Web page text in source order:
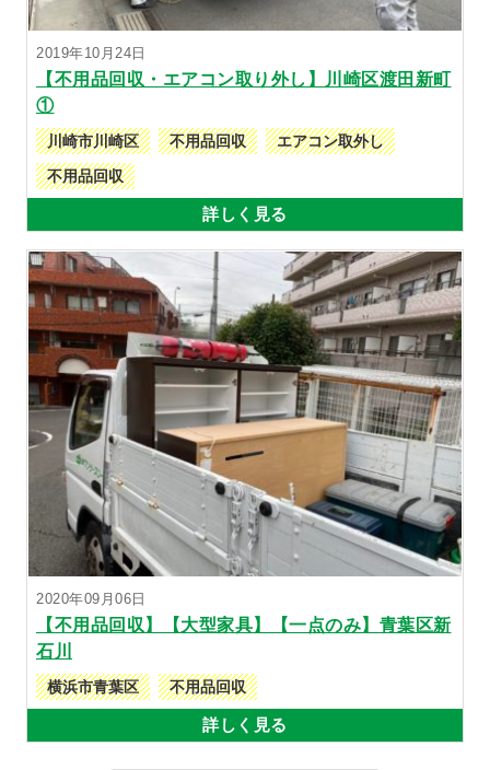
2019年10月24日
【不用品回収・エアコン取り外し】川崎区渡田新町
①
川崎市川崎区 不用品回収
エアコン取外し
不用品回収
詳しく見る
2020年09月06日
【不用品回収】【大型家具】【一点のみ】青葉区新
石川
横浜市青葉区 不用品回収
詳しく見る